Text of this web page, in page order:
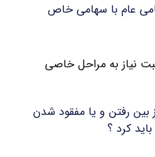
عام با سهامی خاص
نیاز به مراحل خاصی
رفتن و یا مفقود شدن
کرد ؟